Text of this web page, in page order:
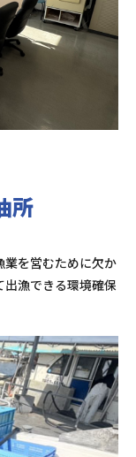
所
を営むために欠か
漁できる環境確保